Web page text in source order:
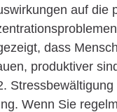
auf die
dass
produktiver
Wenn Sie